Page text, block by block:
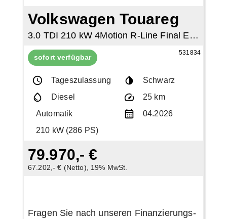
Volkswagen Touareg
3.0 TDI 210 kW 4Motion R-Line Final Edition
sofort verfügbar
531834
Tageszulassung
Schwarz
Diesel
25 km
Automatik
04.2026
210 kW (286 PS)
79.970,- €
67.202,- € (Netto), 19% MwSt.
Fragen Sie nach unseren Finanzierungs-